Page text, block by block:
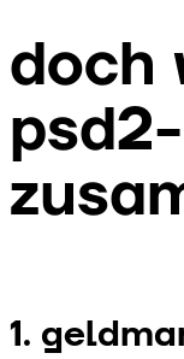
doch
1.